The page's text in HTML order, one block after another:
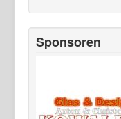
Sponsoren